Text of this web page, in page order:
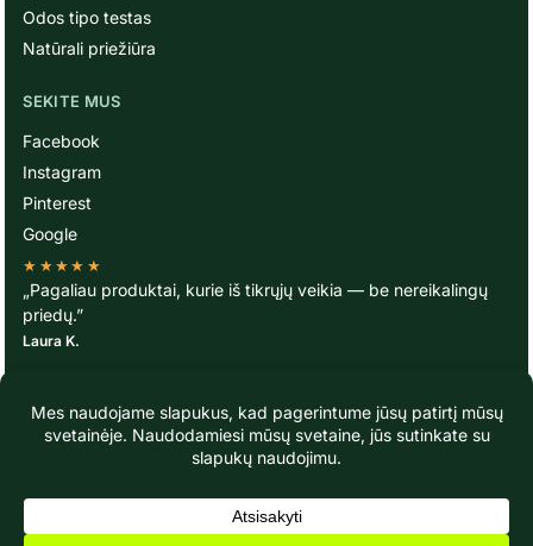
Odos tipo testas
Natūrali priežiūra
SEKITE MUS
Facebook
Instagram
Pinterest
Google
★★★★★
„Pagaliau produktai, kurie iš tikrųjų veikia — be nereikalingų
priedų.”
Laura K.
© TavoOda.lt 2020-2026